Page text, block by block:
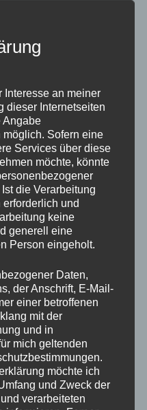
Basis alternativer
zu liefern,
und eine
und
Etablierung und
(rückblickende Soll-Ist-
-zielen, -
werden vor
strategischen Marketing
(richtige „Übersetzung
und die Basis-
noch auf den
Es ist hierbei die
zu prüfen, welche
Strategie
Interesse an meiner
dieser Internetseiten
Angabe
Sofern eine
Services über diese
möchte, könnte
die Verarbeitung
und
keine
generell eine
Person eingeholt.
Daten,
der Anschrift, E-Mail-
einer betroffenen
mit der
und in
mich geltenden
möchte ich
und Zweck der
verarbeiteten